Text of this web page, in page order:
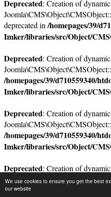
We use cookies to ensure you get the best
our website
Deprecated: Creation of
deprecated in /homepages/39/
Imker/libraries/src/Object/
Deprecated: Creation of
/homepages/39/d710559340/
Imker/libraries/src/Object/
Deprecated: Creation of
/homepages/39/d710559340/
Imker/libraries/src/Object/
Deprecated: Creation of
/homepages/39/d710559340/